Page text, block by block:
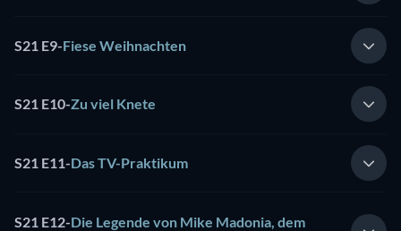
S21 E9-Fiese Weihnachten
S21 E10-Zu viel Knete
S21 E11-Das TV-Praktikum
S21 E12-Die Legende von Mike Madonia, dem